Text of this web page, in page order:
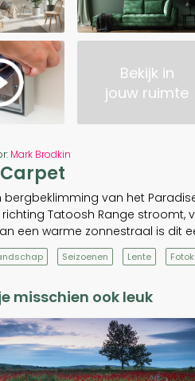
Bekijk in
jouw ruimte
Mark Brodkin
bergbeklimming van het
Tatoosh Range stroomt,
een warme zonnestraal is dit
Seizoenen Lente
misschien ook leuk